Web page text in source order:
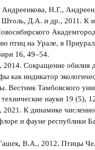
Н.Г.,
Д.А. и др., 2011. К
птиц на Урале, в
16, 49–54.
2014. Сокращение
как индикатор
Вестник Тамбовского
технические науки 19 (5),
2021. К динамике
и фауне республики
В.А., 2012. Птицы